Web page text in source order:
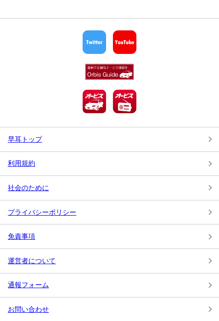
早耳トップ
利用規約
社会のために
プライバシーポリシー
免責事項
運営者について
通報フォーム
お問い合わせ